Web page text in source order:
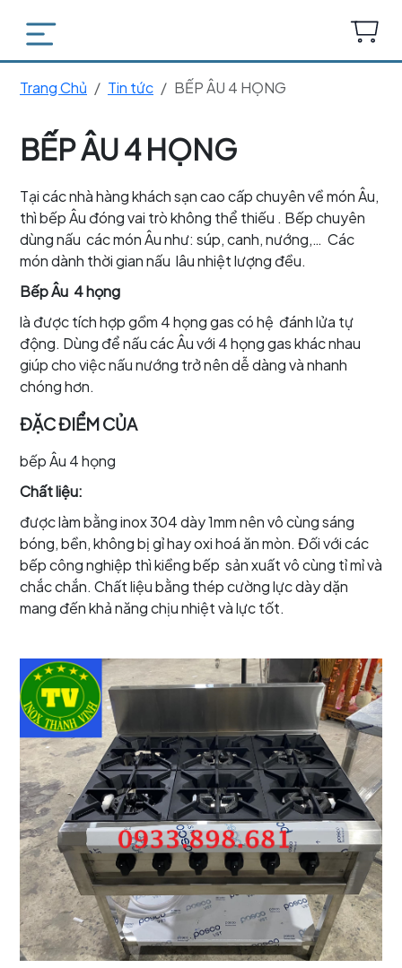
Trang Chủ Tin tức BẾP ÂU 4 HỌNG
BẾP ÂU 4 HỌNG
Tại các nhà hàng khách sạn cao cấp chuyên về món Âu,
thì bếp Âu đóng vai trò không thể thiếu . Bếp chuyên
dùng nấu các món Âu như: súp, canh, nướng,… Các
món dành thời gian nấu lâu nhiệt lượng đều.
Bếp Âu 4 họng
là được tích hợp gồm 4 họng gas có hệ đánh lửa tự
động. Dùng để nấu các Âu với 4 họng gas khác nhau
giúp cho việc nấu nướng trở nên dễ dàng và nhanh
chóng hơn.
ĐẶC ĐIỂM CỦA
bếp Âu 4 họng
Chất liệu:
được làm bằng inox 304 dày 1mm nên vô cùng sáng
bóng, bền, không bị gỉ hay oxi hoá ăn mòn. Đối với các
bếp công nghiệp thì kiềng bếp sản xuất vô cùng tỉ mỉ và
chắc chắn. Chất liệu bằng thép cường lực dày dặn
mang đến khả năng chịu nhiệt và lực tốt.